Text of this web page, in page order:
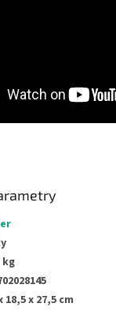
kg
18,5 x 27,5 cm